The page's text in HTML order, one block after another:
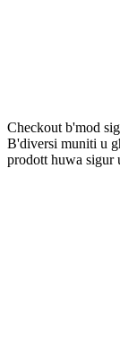
Checkout b'mod
B'diversi muniti u
prodott huwa sigur